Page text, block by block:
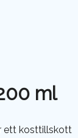
ml
ett kosttillskott